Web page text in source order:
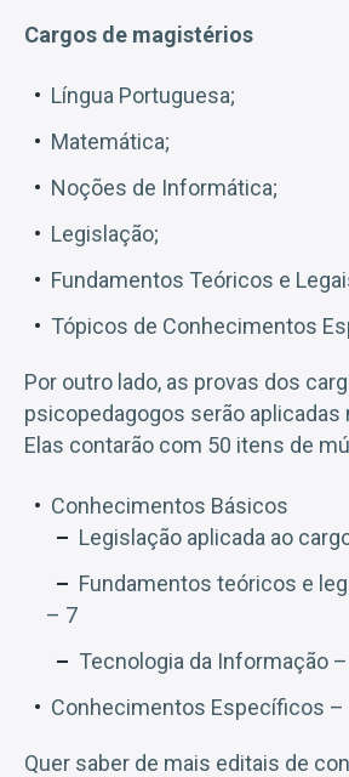
Cargos de magistérios
Língua Portuguesa;
Matemática;
Noções de Informática;
Legislação;
Fundamentos Teóricos e
Tópicos de Conhecimentos
Por outro lado, as provas dos
psicopedagogos serão aplicadas
Elas contarão com 50 itens de
Conhecimentos Básicos
Legislação aplicada ao
Fundamentos teóricos e
– 7
Tecnologia da Informação
Conhecimentos Específicos –
Quer saber de mais editais de